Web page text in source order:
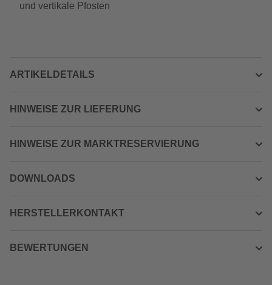
und vertikale Pfosten
ARTIKELDETAILS
HINWEISE ZUR LIEFERUNG
HINWEISE ZUR MARKTRESERVIERUNG
DOWNLOADS
HERSTELLERKONTAKT
BEWERTUNGEN